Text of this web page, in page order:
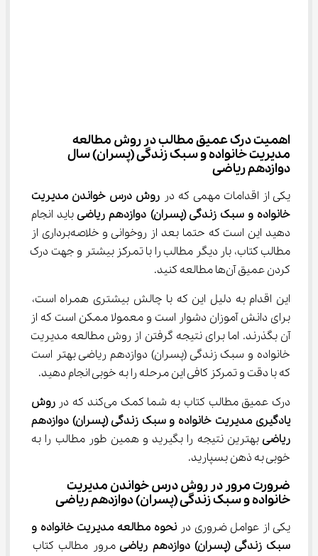
اهمیت درک عمیق مطالب در روش مطالعه
مدیریت خانواده و سبک زندگی (پسران) سال
دوازدهم ریاضی
یکی از اقدامات مهمی که در روش درس خواندن مدیریت
خانواده و سبک زندگی (پسران) دوازدهم ریاضی باید انجام
دهید این است که حتما بعد از روخوانی و خلاصه‌برداری از
مطالب کتاب، بار دیگر مطالب را با تمرکز بیشتر و جهت درک
کردن عمیق آن‌ها مطالعه کنید.
این اقدام به دلیل این که با چالش بیشتری همراه است،
برای دانش آموزان دشوار است و معمولا ممکن است که از
آن بگذرند. اما برای نتیجه گرفتن از روش مطالعه مدیریت
خانواده و سبک زندگی (پسران) دوازدهم ریاضی بهتر است
که با دقت و تمرکز کافی این مرحله را به خوبی انجام دهید.
درک عمیق مطالب کتاب به شما کمک می‌کند که در
روش
یادگیری مدیریت خانواده و سبک زندگی (پسران) دوازدهم
ریاضی بهترین نتیجه را بگیرید و همین طور مطالب را به
خوبی به ذهن بسپارید.
ضرورت مرور در روش درس خواندن مدیریت
خانواده و سبک زندگی (پسران) دوازدهم ریاضی
یکی از عوامل ضروری در نحوه مطالعه مدیریت خانواده و
سبک زندگی (پسران) دوازدهم ریاضی مرور مطالب کتاب